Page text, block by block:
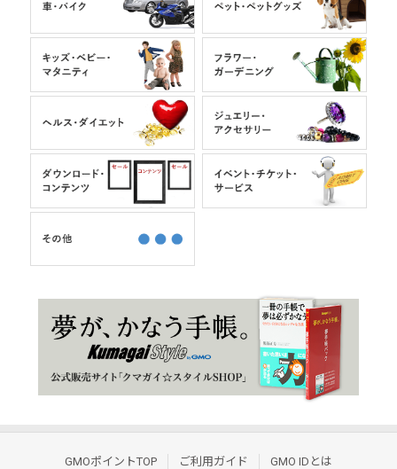
GMOポイントTOP ご利用ガイド
GMO IDとは